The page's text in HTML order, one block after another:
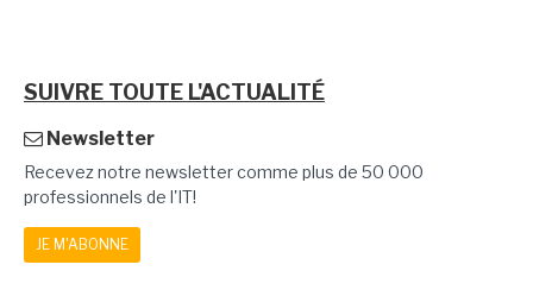
SUIVRE TOUTE L'ACTUALITÉ
Newsletter
Recevez notre newsletter comme plus de 50 000
professionnels de l'IT!
JE M'ABONNE